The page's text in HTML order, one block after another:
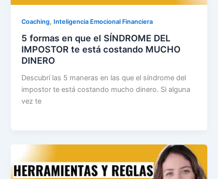
Coaching, Inteligencia Emocional Financiera
5 formas en que el SÍNDROME DEL
IMPOSTOR te está costando MUCHO
DINERO
Descubrí las 5 maneras en las que el síndrome del
impostor te está costando mucho dinero. Si alguna
vez te